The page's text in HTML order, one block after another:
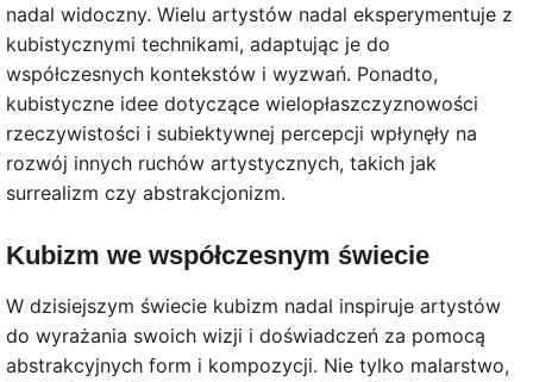
nadal widoczny. Wielu artystów nadal eksperymentuje z
kubistycznymi technikami, adaptując je do
współczesnych kontekstów i wyzwań. Ponadto,
kubistyczne idee dotyczące wielopłaszczyznowości
rzeczywistości i subiektywnej percepcji wpłynęły na
rozwój innych ruchów artystycznych, takich jak
surrealizm czy abstrakcjonizm.
Kubizm we współczesnym świecie
W dzisiejszym świecie kubizm nadal inspiruje artystów
do wyrażania swoich wizji i doświadczeń za pomocą
abstrakcyjnych form i kompozycji. Nie tylko malarstwo,